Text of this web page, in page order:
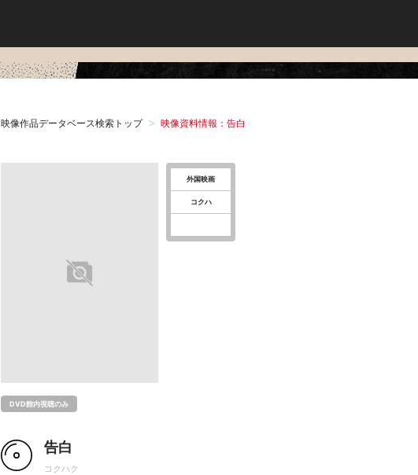
映像作品データベース検索トップ 映像資料情報：告白
DVD館内視聴のみ
外国映画
コクハ
告白
コクハク